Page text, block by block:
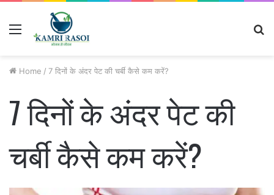
Home / 7 दिनों के अंदर पेट की चर्बी कैसे कम करें?
7 दिनों के अंदर पेट की
चर्बी कैसे कम करें?